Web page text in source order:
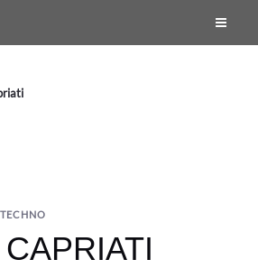
TECHNO